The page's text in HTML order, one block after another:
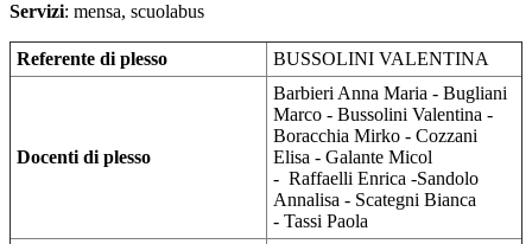
Servizi: mensa, scuolabus
Referente di plesso BUSSOLINI VALENTINA
Docenti di plesso
Barbieri Anna Maria - Bugliani
Marco - Bussolini Valentina -
Boracchia Mirko - Cozzani
Elisa - Galante Micol
- Raffaelli Enrica -Sandolo
Annalisa - Scategni Bianca
- Tassi Paola